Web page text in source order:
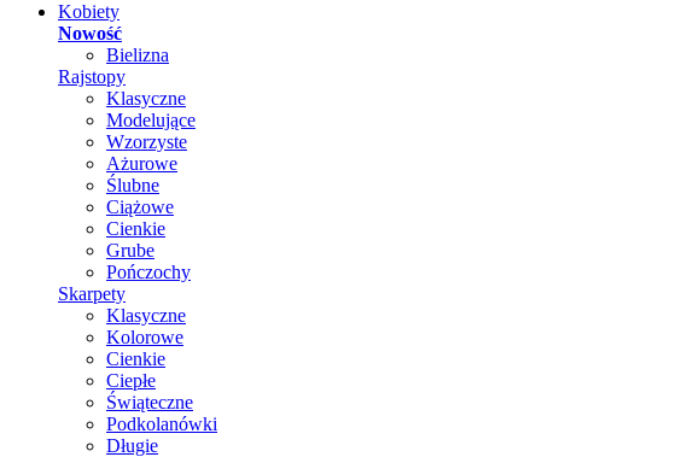
Kobiety
Nowość
Bielizna
Rajstopy
Klasyczne
Modelujące
Wzorzyste
Ażurowe
Ślubne
Ciążowe
Cienkie
Grube
Pończochy
Skarpety
Klasyczne
Kolorowe
Cienkie
Ciepłe
Świąteczne
Podkolanówki
Długie